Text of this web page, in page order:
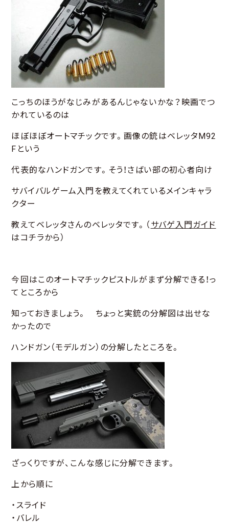
こっちのほうがなじみがあるんじゃないかな？映画でつ
かれているのは
ほぼほぼオートマチックです。画像の銃はベレッタM92
Fという
代表的なハンドガンです。そう！さばい部の初心者向け
サバイバルゲーム入門を教えてくれているメインキャラ
クター
教えてベレッタさんのベレッタです。（ サバゲ入門ガイド
はコチラから）
今回はこのオートマチックピストルがまず分解できる！っ
てところから
知っておきましょう。 ちょっと実銃の分解図は出せな
かったので
ハンドガン（モデルガン）の分解したところを。
ざっくりですが、こんな感じに分解できます。
上から順に
・スライド
・バレル